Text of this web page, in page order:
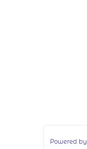
Powered by